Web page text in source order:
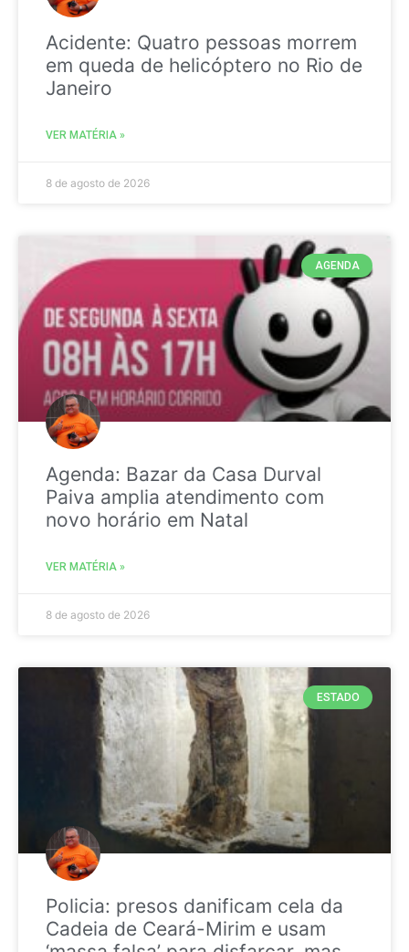
Acidente: Quatro pessoas morrem
em queda de helicóptero no Rio de
Janeiro
VER MATÉRIA »
8 de agosto de 2026
AGENDA
Agenda: Bazar da Casa Durval
Paiva amplia atendimento com
novo horário em Natal
VER MATÉRIA »
8 de agosto de 2026
ESTADO
Policia: presos danificam cela da
Cadeia de Ceará-Mirim e usam